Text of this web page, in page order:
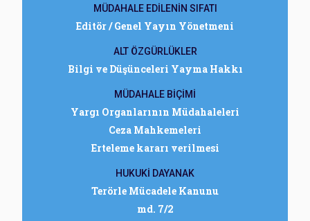
MÜDAHALE EDİLENİN SIFATI
Editör / Genel Yayın Yönetmeni
ALT ÖZGÜRLÜKLER
Bilgi ve Düşünceleri Yayma Hakkı
MÜDAHALE BİÇİMİ
Yargı Organlarının Müdahaleleri
Ceza Mahkemeleri
Erteleme kararı verilmesi
HUKUKİ DAYANAK
Terörle Mücadele Kanunu
md. 7/2